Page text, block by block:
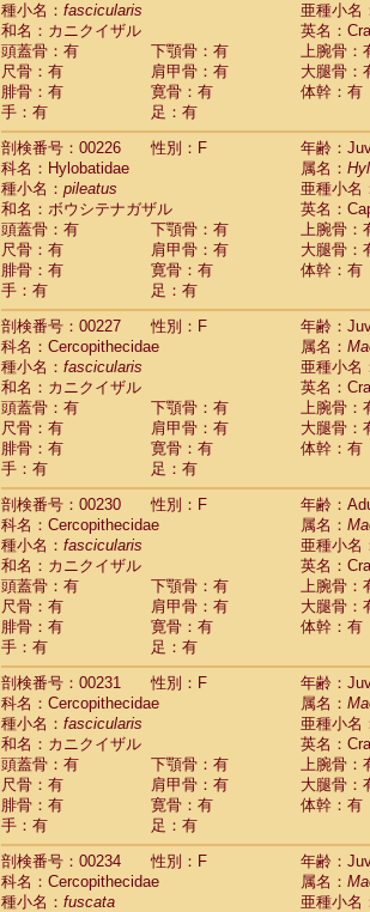
種小名： fascicularis
亜種小名
和名：カニクイザル
英名：
頭蓋骨：有
下顎骨：有
上腕骨：
尺骨：有
肩甲骨：有
大腿骨：
腓骨：有
寛骨：有
体幹：有
手：有
足：有
剖検番号：00226
性別：F
年齢：
科名：Hylobatidae
属名：
種小名： pileatus
亜種小名
和名：ボウシテナガザル
英名：
頭蓋骨：有
下顎骨：有
上腕骨：
尺骨：有
肩甲骨：有
大腿骨：
腓骨：有
寛骨：有
体幹：有
手：有
足：有
剖検番号：00227
性別：F
年齢：
科名：Cercopithecidae
属名：
種小名： fascicularis
亜種小名
和名：カニクイザル
英名：
頭蓋骨：有
下顎骨：有
上腕骨：
尺骨：有
肩甲骨：有
大腿骨：
腓骨：有
寛骨：有
体幹：有
手：有
足：有
剖検番号：00230
性別：F
年齢：
科名：Cercopithecidae
属名：
種小名： fascicularis
亜種小名
和名：カニクイザル
英名：
頭蓋骨：有
下顎骨：有
上腕骨：
尺骨：有
肩甲骨：有
大腿骨：
腓骨：有
寛骨：有
体幹：有
手：有
足：有
剖検番号：00231
性別：F
年齢：
科名：Cercopithecidae
属名：
種小名： fascicularis
亜種小名
和名：カニクイザル
英名：
頭蓋骨：有
下顎骨：有
上腕骨：
尺骨：有
肩甲骨：有
大腿骨：
腓骨：有
寛骨：有
体幹：有
手：有
足：有
剖検番号：00234
性別：F
年齢：
科名：Cercopithecidae
属名：
種小名： fuscata
亜種小名